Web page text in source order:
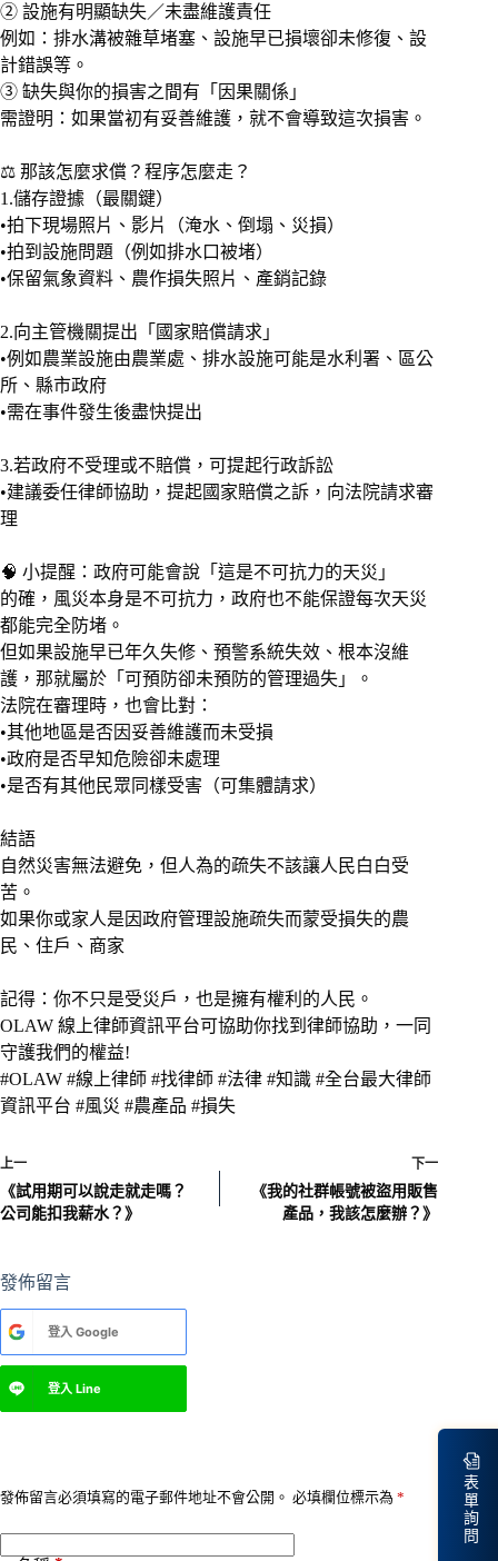
表
單
詢
問
② 設施有明顯缺失／未盡維護責任
例如：排水溝被雜草堵塞、設施早已損壞卻未修復、設
計錯誤等。
③ 缺失與你的損害之間有「因果關係」
需證明：如果當初有妥善維護，就不會導致這次損害。
⚖️ 那該怎麼求償？程序怎麼走？
1.儲存證據（最關鍵）
•拍下現場照片、影片（淹水、倒塌、災損）
•拍到設施問題（例如排水口被堵）
•保留氣象資料、農作損失照片、產銷記錄
2.向主管機關提出「國家賠償請求」
•例如農業設施由農業處、排水設施可能是水利署、區公
所、縣市政府
•需在事件發生後盡快提出
3.若政府不受理或不賠償，可提起行政訴訟
•建議委任律師協助，提起國家賠償之訴，向法院請求審
理
🧠 小提醒：政府可能會說「這是不可抗力的天災」
的確，風災本身是不可抗力，政府也不能保證每次天災
都能完全防堵。
但如果設施早已年久失修、預警系統失效、根本沒維
護，那就屬於「可預防卻未預防的管理過失」。
法院在審理時，也會比對：
•其他地區是否因妥善維護而未受損
•政府是否早知危險卻未處理
•是否有其他民眾同樣受害（可集體請求）
結語
自然災害無法避免，但人為的疏失不該讓人民白白受
苦。
如果你或家人是因政府管理設施疏失而蒙受損失的農
民、住戶、商家
記得：你不只是受災戶，也是擁有權利的人民。
OLAW 線上律師資訊平台可協助你找到律師協助，一同
守護我們的權益!
#OLAW #線上律師 #找律師 #法律 #知識 #全台最大律師
資訊平台 #風災 #農產品 #損失
上一
《試用期可以說走就走嗎？
公司能扣我薪水？》
下一
《我的社群帳號被盜用販售
產品，我該怎麼辦？》
發佈留言
登入 Google
登入 Line
發佈留言必須填寫的電子郵件地址不會公開。 必填欄位標示為 *
A
t
n
v
: